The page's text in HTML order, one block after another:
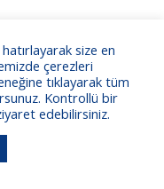
size en
çerezleri
tıklayarak tüm
Kontrollü bir
edebilirsiniz.